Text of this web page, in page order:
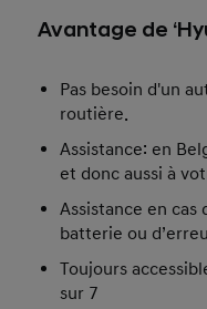
Avantage de
Pas besoin d'un
routière.
Assistance: en
et donc aussi à
Assistance en cas
batterie ou
Toujours
sur 7